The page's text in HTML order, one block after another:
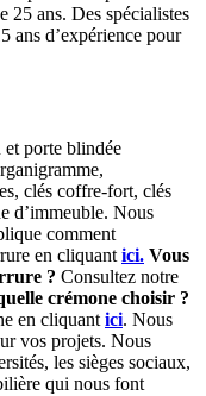
25 ans. Des spécialistes
ans d’expérience pour
et porte blindée
clés coffre-fort, clés
Nous
en cliquant ici. Vous
? Consultez notre
crémone choisir ?
en cliquant ici. Nous
vos projets. Nous
les sièges sociaux,
qui nous font